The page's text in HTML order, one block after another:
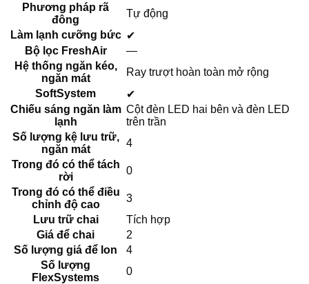
Phương pháp rã
đông
Tự động
Làm lạnh cưỡng bức ✔
Bộ lọc FreshAir
—
Hệ thống ngăn kéo,
ngăn mát
Ray trượt hoàn toàn mở rộng
SoftSystem
✔
Chiếu sáng ngăn làm
lạnh
Cột đèn LED hai bên và đèn LED
trên trần
Số lượng kệ lưu trữ,
ngăn mát
4
Trong đó có thể tách
rời
0
Trong đó có thể điều
chỉnh độ cao
3
Lưu trữ chai
Tích hợp
Giá để chai
2
Số lượng giá để lon
4
Số lượng
FlexSystems
0